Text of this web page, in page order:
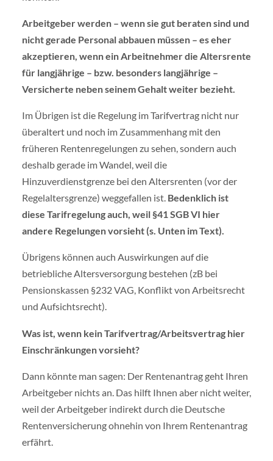
Arbeitgeber werden – wenn sie gut beraten sind und
nicht gerade Personal abbauen müssen – es eher
akzeptieren, wenn ein Arbeitnehmer die Altersrente
für langjährige – bzw. besonders langjährige –
Versicherte neben seinem Gehalt weiter bezieht.
Im Übrigen ist die Regelung im Tarifvertrag nicht nur
überaltert und noch im Zusammenhang mit den
früheren Rentenregelungen zu sehen, sondern auch
deshalb gerade im Wandel, weil die
Hinzuverdienstgrenze bei den Altersrenten (vor der
Regelaltersgrenze) weggefallen ist. Bedenklich ist
diese Tarifregelung auch, weil §41 SGB VI hier
andere Regelungen vorsieht (s. Unten im Text).
Übrigens können auch Auswirkungen auf die
betriebliche Altersversorgung bestehen (zB bei
Pensionskassen §232 VAG, Konflikt von Arbeitsrecht
und Aufsichtsrecht).
Was ist, wenn kein Tarifvertrag/Arbeitsvertrag hier
Einschränkungen vorsieht?
Dann könnte man sagen: Der Rentenantrag geht Ihren
Arbeitgeber nichts an. Das hilft Ihnen aber nicht weiter,
weil der Arbeitgeber indirekt durch die Deutsche
Rentenversicherung ohnehin von Ihrem Rentenantrag
erfährt.